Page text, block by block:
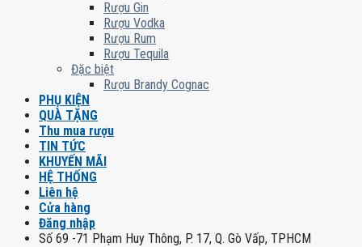
Rượu Gin
Rượu Vodka
Rượu Rum
Rượu Tequila
Đặc biệt
Rượu Brandy Cognac
PHỤ KIỆN
QUÀ TẶNG
Thu mua rượu
TIN TỨC
KHUYẾN MÃI
HỆ THỐNG
Liên hệ
Cửa hàng
Đăng nhập
Số 69 -71 Phạm Huy Thông, P. 17, Q. Gò Vấp, TPHCM